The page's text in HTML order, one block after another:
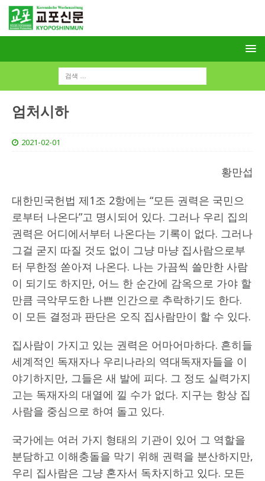
엄처시하
2021-02-01
황만섭
대한민국헌법 제1조 2항에는 “모든 권력은 국민으
로부터 나온다”고 명시되어 있다. 그러나 우리 집의
권력은 어디에서부터 나온다는 기록이 없다. 그러나
그걸 굳지 따질 것도 없이 그냥 마냥 집사람으로부
터 무한정 쏟아져 나온다. 나는 가끔씩 쓸만한 사람
이 되기도 하지만, 어느 한 순간에 감옥으로 가야 할
만큼 극악무도한 나쁜 인간으로 추락하기도 한다.
이 모든 결정과 판단은 오직 집사람만이 할 수 있다.
집사람이 가지고 있는 권력은 어마어마하다. 흔히들
세계적인 독재자나 우리나라의 역대독재자들을 이
야기하지만, 그들은 새 발에 피다. 그 정도 실력가지
고는 독재자의 대열에 낄 수가 없다. 지구는 항상 집
사람을 중심으로 하여 돌고 있다.
국가에는 여러 가지 형태의 기관이 있어 그 역할을
분담하고 이해충돌을 막기 위해 권력을 분산하지만,
우리 집사람은 그냥 혼자서 독차지하고 있다. 모든